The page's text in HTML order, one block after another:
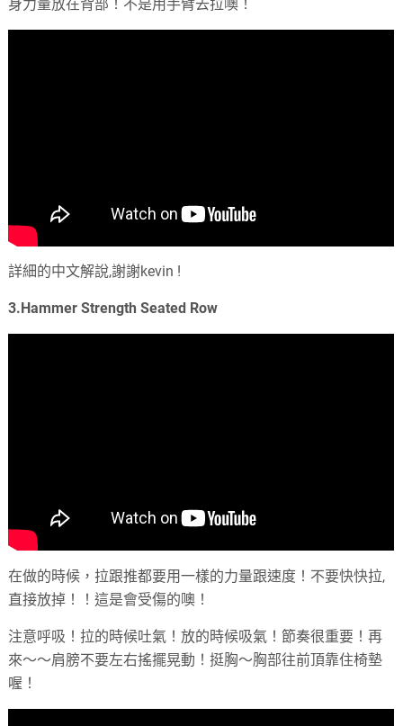
身力量放在背部！不是用手臂去拉噢！
詳細的中文解說,謝謝kevin !
3.Hammer Strength Seated Row
在做的時候，拉跟推都要用一樣的力量跟速度！不要快快拉,
直接放掉！！這是會受傷的噢！
注意呼吸！拉的時候吐氣！放的時候吸氣！節奏很重要！再
來～～肩膀不要左右搖擺晃動！挺胸～胸部往前頂靠住椅墊
喔！